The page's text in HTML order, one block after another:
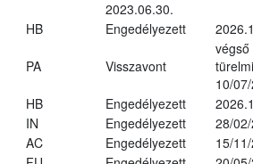
2023.06.30.
HB Engedélyezett
PA Visszavont
végső
10/
HB Engedélyezett
IN Engedélyezett
28/
AC Engedélyezett
15/